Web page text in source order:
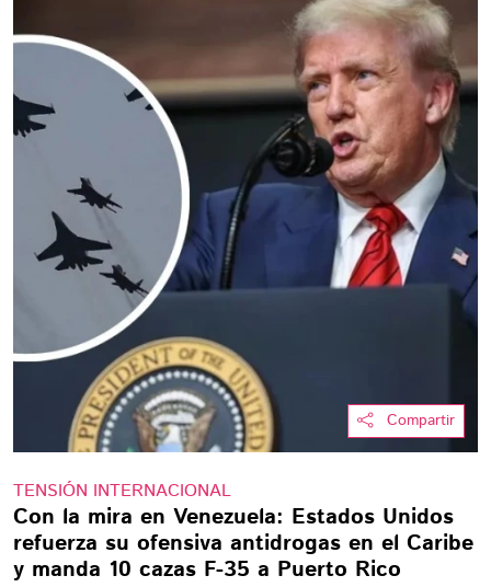
Compartir
TENSIÓN INTERNACIONAL
Con la mira en Venezuela: Estados Unidos
refuerza su ofensiva antidrogas en el Caribe
y manda 10 cazas F-35 a Puerto Rico